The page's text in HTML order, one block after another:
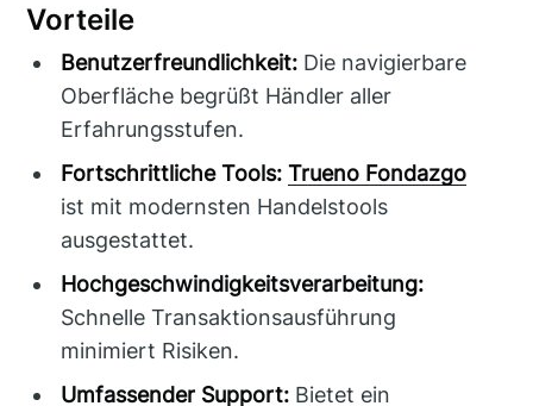
Vorteile
Benutzerfreundlichkeit: Die navigierbare
Oberfläche begrüßt Händler aller
Erfahrungsstufen.
Fortschrittliche Tools: Trueno Fondazgo
ist mit modernsten Handelstools
ausgestattet.
Hochgeschwindigkeitsverarbeitung:
Schnelle Transaktionsausführung
minimiert Risiken.
Umfassender Support: Bietet ein